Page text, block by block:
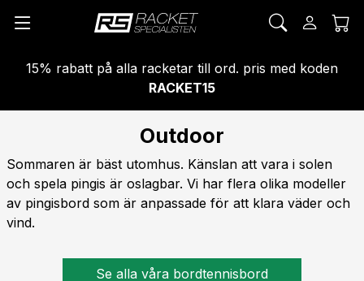
15% rabatt på alla racketar till ord. pris med koden
RACKET15
Outdoor
Sommaren är bäst utomhus. Känslan att vara i solen
och spela pingis är oslagbar. Vi har flera olika modeller
av pingisbord som är anpassade för att klara väder och
vind.
Se alla våra bordtennisbord